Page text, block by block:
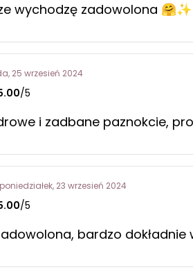
wychodzę zadowolona 🤗✨️
25 wrzesień 2024
/5
i zadbane paznokcie,
poniedziałek, 23 wrzesień 2024
/5
bardzo dokładnie